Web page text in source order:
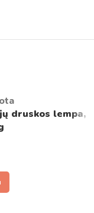
druskos lempa,